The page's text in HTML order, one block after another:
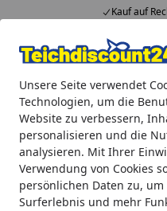
Unsere Seite verwendet
Technologien, um die
Website zu verbessern,
personalisieren und die
analysieren. Mit Ihrer
Verwendung von Cookies
persönlichen Daten zu,
Surferlebnis und mehr
Kauf auf
Alle Produkte
Mein Konto
Suchen
Startseite
Gardenforma Tisch Gas
Gardenforma
Colima